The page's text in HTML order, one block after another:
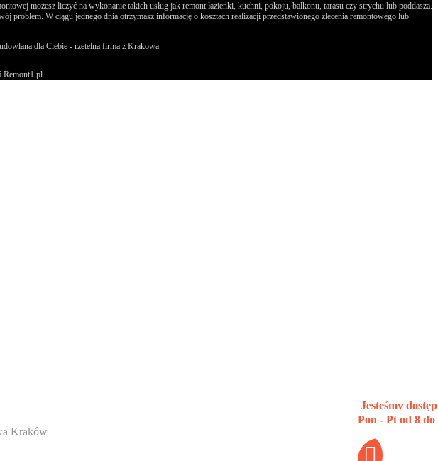
Jesteśmy
Pon - Pt od 8 do

możesz liczyć na wykonanie takich usług jak remont łazienki, kuchni, pokoju, balkonu, tarasu czy strychu lub poddasza.
problem. W ciągu jednego dnia otrzymasz informację o kosztach realizacji przedstawionego zlecenia remontowego lub
dla Ciebie - rzetelna firma z Krakowa
Remont1.pl